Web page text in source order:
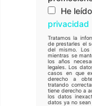
He
privacidad
Tratamos la
de prestarles el
del mismo. Los
mientras se
los años
legales. Los
casos en que
derecho a
tratando
tiene derecho a
los datos
datos ya no sean